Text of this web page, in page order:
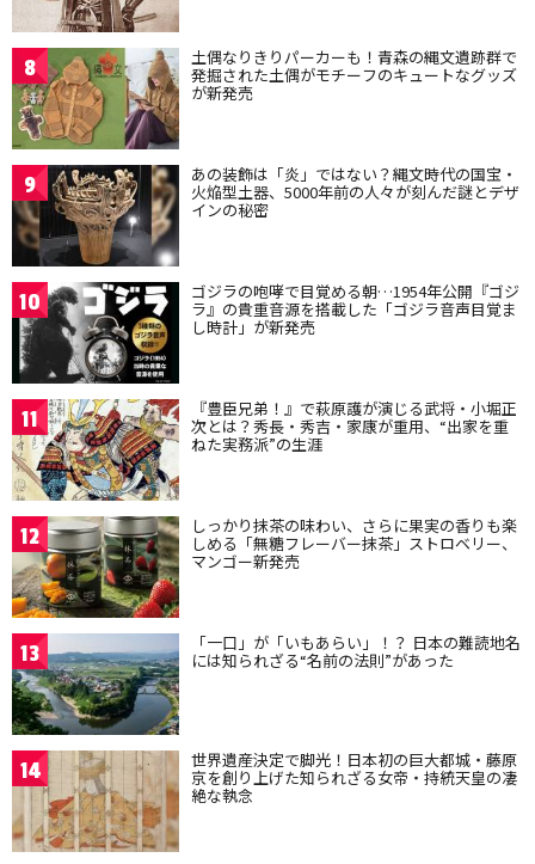
8 土偶なりきりパーカーも！青森の縄文遺跡群で
発掘された土偶がモチーフのキュートなグッズ
が新発売
9 あの装飾は「炎」ではない？縄文時代の国宝・
火焔型土器、5000年前の人々が刻んだ謎とデザ
インの秘密
10 ゴジラの咆哮で目覚める朝…1954年公開『ゴジ
ラ』の貴重音源を搭載した「ゴジラ音声目覚ま
し時計」が新発売
11 『豊臣兄弟！』で萩原護が演じる武将・小堀正
次とは？秀長・秀吉・家康が重用、“出家を重
ねた実務派”の生涯
12 しっかり抹茶の味わい、さらに果実の香りも楽
しめる「無糖フレーバー抹茶」ストロベリー、
マンゴー新発売
13 「一口」が「いもあらい」！？ 日本の難読地名
には知られざる“名前の法則”があった
14 世界遺産決定で脚光！日本初の巨大都城・藤原
京を創り上げた知られざる女帝・持統天皇の凄
絶な執念